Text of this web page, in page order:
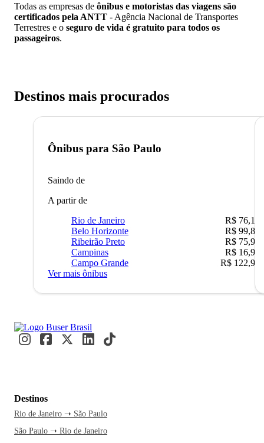
Todas as empresas de ônibus e motoristas das viagens são
certificados pela ANTT - Agência Nacional de Transportes
Terrestres e o seguro de vida é gratuito para todos os
passageiros.
Destinos mais procurados
Ônibus para São Paulo
Saindo de
A partir de
Rio de Janeiro
R$ 76,10
Belo Horizonte
R$ 99,89
Ribeirão Preto
R$ 75,90
Campinas
R$ 16,90
Campo Grande
R$ 122,90
Ver mais ônibus
Destinos
Rio de Janeiro ➝ São Paulo
São Paulo ➝ Rio de Janeiro